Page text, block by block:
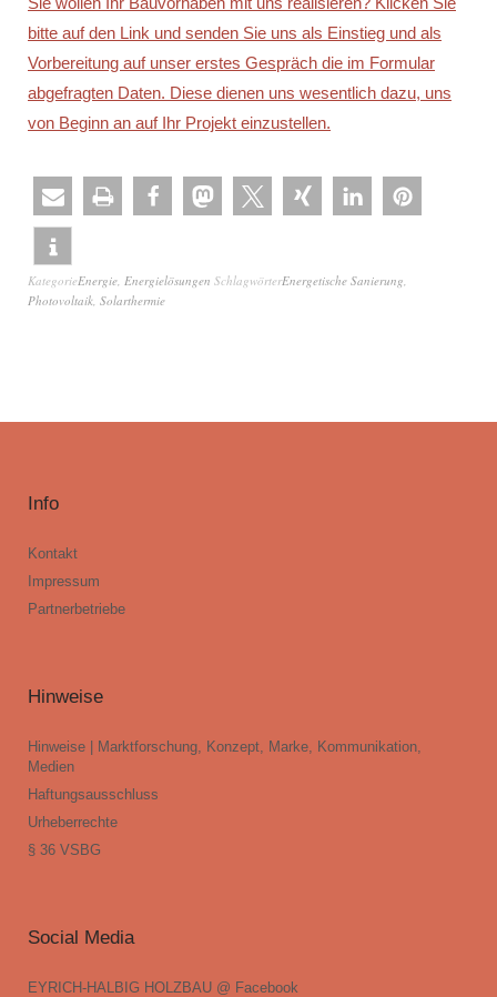
bitte auf den Link und senden Sie uns als Einstieg und als
Vorbereitung auf unser erstes Gespräch die im Formular
abgefragten Daten. Diese dienen uns wesentlich dazu, uns
von Beginn an auf Ihr Projekt einzustellen.
KategorieEnergie Energielösungen SchlagwörterEnergetische Sanierung
Photovoltaik Solarthermie
Info
Kontakt
Impressum
Partnerbetriebe
Hinweise
Hinweise | Marktforschung, Konzept, Marke, Kommunikation,
Medien
Haftungsausschluss
Urheberrechte
§ 36 VSBG
Social Media
EYRICH-HALBIG HOLZBAU @ Facebook